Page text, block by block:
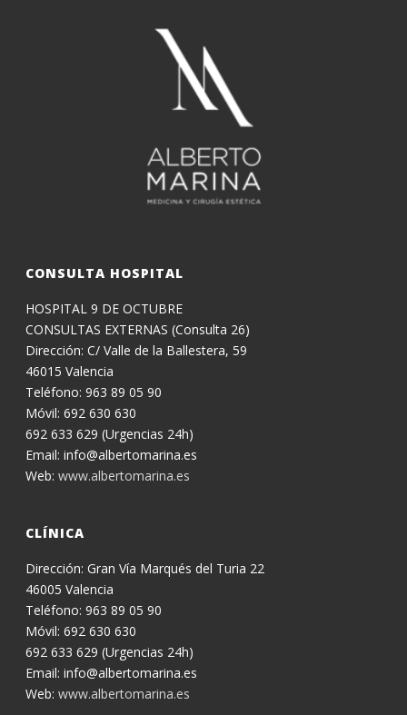
CONSULTA HOSPITAL
HOSPITAL 9 DE OCTUBRE
CONSULTAS EXTERNAS (Consulta 26)
Dirección: C/ Valle de la Ballestera, 59
46015 Valencia
Teléfono: 963 89 05 90
Móvil: 692 630 630
692 633 629 (Urgencias 24h)
Email: info@albertomarina.es
Web:www.albertomarina.es
CLÍNICA
Dirección: Gran Vía Marqués del Turia 22
46005 Valencia
Teléfono: 963 89 05 90
Móvil: 692 630 630
692 633 629 (Urgencias 24h)
Email: info@albertomarina.es
Web:www.albertomarina.es